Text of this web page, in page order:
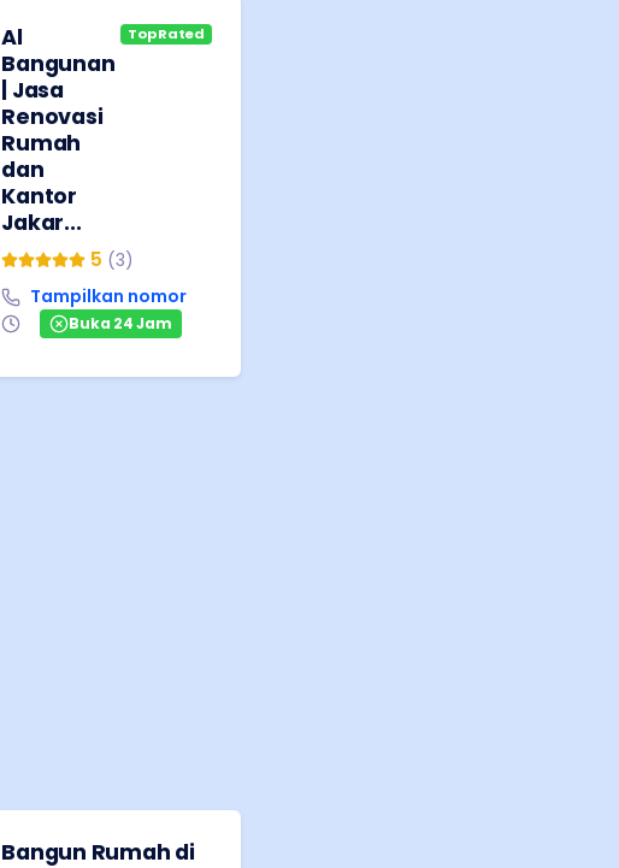
Al
Bangunan
| Jasa
Renovasi
Rumah
dan
Kantor
Jakar...
Top Rated
5 (3)
Tampilkan nomor
Buka 24 Jam
Bangun Rumah di